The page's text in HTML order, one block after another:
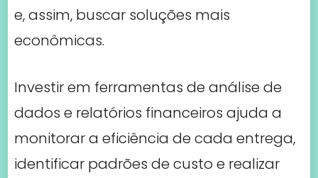
e, assim, buscar soluções mais
econômicas.
Investir em ferramentas de análise de
dados e relatórios financeiros ajuda a
monitorar a eficiência de cada entrega,
identificar padrões de custo e realizar